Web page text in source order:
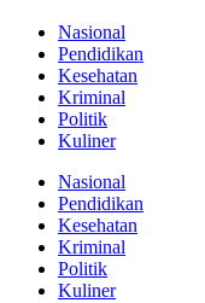
Nasional
Pendidikan
Kesehatan
Kriminal
Politik
Kuliner
Nasional
Pendidikan
Kesehatan
Kriminal
Politik
Kuliner